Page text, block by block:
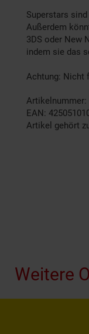
Superstars
Außerdem
3DS oder New
indem sie das
Achtung: Nicht
Artikelnummer:
EAN:
Artikel gehört
Weitere